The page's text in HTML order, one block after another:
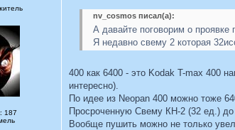
187
nv_cosmos писал(а):
А давайте поговорим о проявке
Я недавно свему 2 которая
400 как 6400 - это Kodak T-max 400
интересно).
По идее из Neopan 400 можно тоже
Просроченную Свему КН-2 (32 ед.) до
Вообще пушить можно не только